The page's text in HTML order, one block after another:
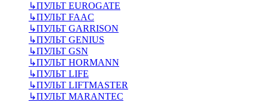
↳ПУЛЬТ EUROGATE
↳ПУЛЬТ FAAC
↳ПУЛЬТ GARRISON
↳ПУЛЬТ GENIUS
↳ПУЛЬТ GSN
↳ПУЛЬТ HORMANN
↳ПУЛЬТ LIFE
↳ПУЛЬТ LIFTMASTER
↳ПУЛЬТ MARANTEC